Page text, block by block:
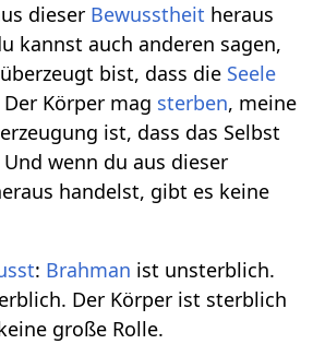
dieser Bewusstheit heraus
kannst auch anderen sagen,
bist, dass die Seele
Körper mag sterben, meine
ist, dass das Selbst
wenn du aus dieser
handelst, gibt es keine
: Brahman ist unsterblich.
Der Körper ist sterblich
große Rolle.